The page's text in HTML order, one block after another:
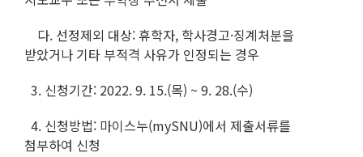
다. 선정제외 대상: 휴학자, 학사경고·징계처분을
받았거나 기타 부적격 사유가 인정되는 경우
3. 신청기간: 2022. 9. 15.(목) ~ 9. 28.(수)
4. 신청방법: 마이스누(mySNU)에서 제출서류를
첨부하여 신청